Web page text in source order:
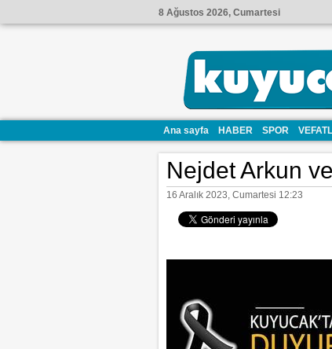
8 Ağustos 2026, Cumartesi
Ana sayfa HABER SPOR
Nejdet Arkun
16 Aralık 2023, Cumartesi 12:23